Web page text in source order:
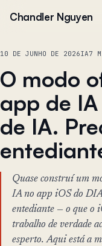
Chandler Nguyen
10 DE JUNHO DE 2026IA7
O modo
app de
de IA.
Quase construí um
IA no app iOS do
entediante — o que o
trabalho de verdade
esperto. Aqui está a